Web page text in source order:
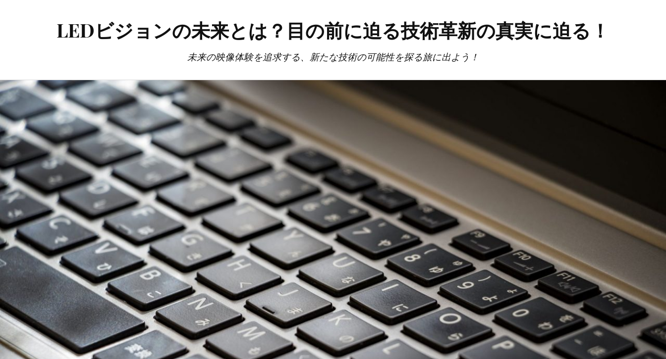
LEDビジョンの未来とは？目の前に迫る技術革新の真実に迫る！
未来の映像体験を追求する、新たな技術の可能性を探る旅に出よう！